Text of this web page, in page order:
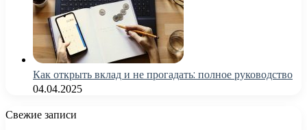
Как открыть вклад и не прогадать: полное руководство
04.04.2025
Свежие записи